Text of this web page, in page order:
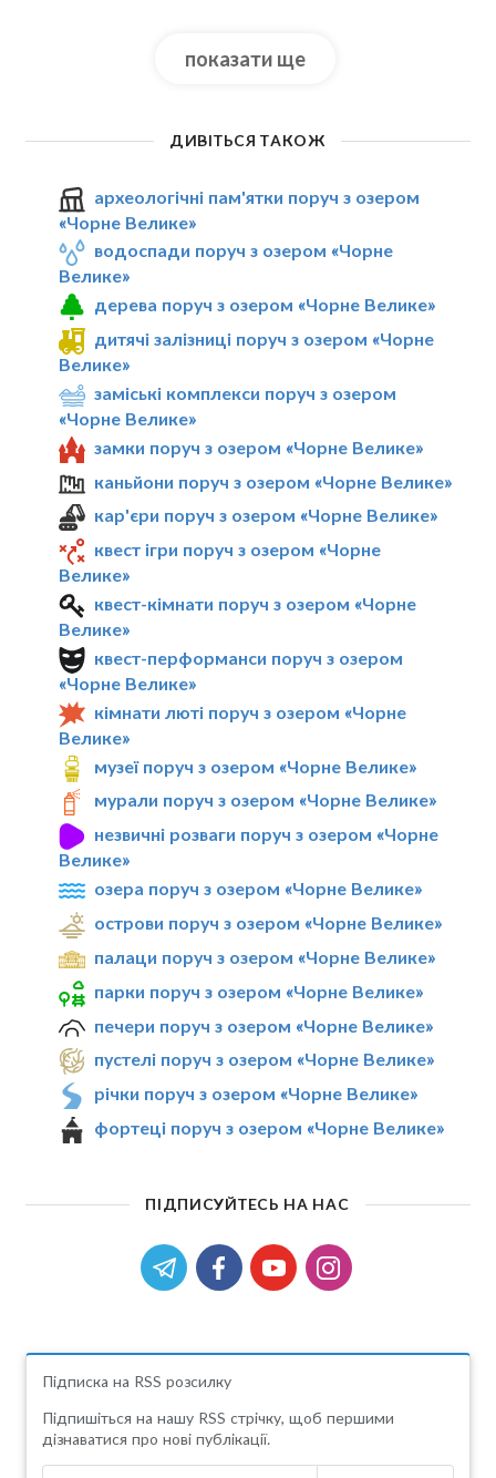
показати ще
ДИВІТЬСЯ ТАКОЖ
археологічні пам'ятки поруч з озером
«Чорне Велике»
водоспади поруч з озером «Чорне
Велике»
дерева поруч з озером «Чорне Велике»
дитячі залізниці поруч з озером «Чорне
Велике»
заміські комплекси поруч з озером
«Чорне Велике»
замки поруч з озером «Чорне Велике»
каньйони поруч з озером «Чорне Велике»
кар'єри поруч з озером «Чорне Велике»
квест ігри поруч з озером «Чорне
Велике»
квест-кімнати поруч з озером «Чорне
Велике»
квест-перформанси поруч з озером
«Чорне Велике»
кімнати люті поруч з озером «Чорне
Велике»
музеї поруч з озером «Чорне Велике»
мурали поруч з озером «Чорне Велике»
незвичні розваги поруч з озером «Чорне
Велике»
озера поруч з озером «Чорне Велике»
острови поруч з озером «Чорне Велике»
палаци поруч з озером «Чорне Велике»
парки поруч з озером «Чорне Велике»
печери поруч з озером «Чорне Велике»
пустелі поруч з озером «Чорне Велике»
річки поруч з озером «Чорне Велике»
фортеці поруч з озером «Чорне Велике»
ПІДПИСУЙТЕСЬ НА НАС
Підписка на RSS розсилку
Підпишіться на нашу RSS стрічку, щоб першими
дізнаватися про нові публікації.